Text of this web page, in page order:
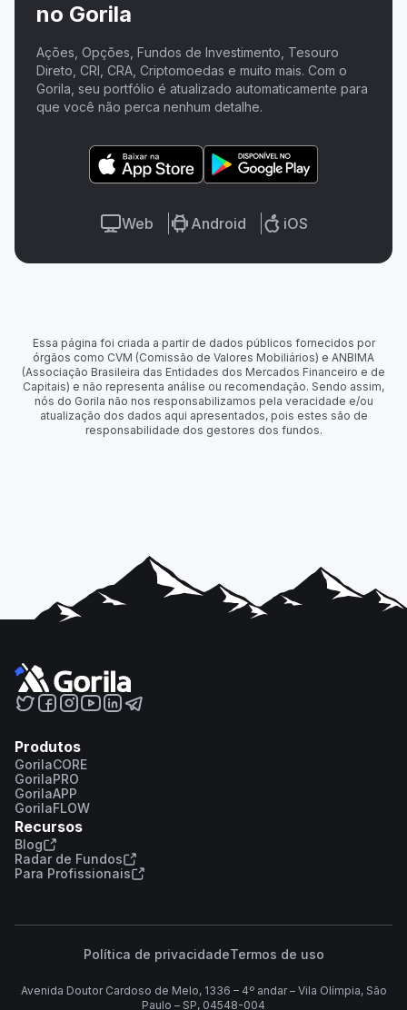
no Gorila
Ações, Opções, Fundos de Investimento, Tesouro
Direto, CRI, CRA, Criptomoedas e muito mais. Com o
Gorila, seu portfólio é atualizado automaticamente para
que você não perca nenhum detalhe.
Web Android iOS
Essa página foi criada a partir de dados públicos fornecidos por
órgãos como CVM (Comissão de Valores Mobiliários) e ANBIMA
(Associação Brasileira das Entidades dos Mercados Financeiro e de
Capitais) e não representa análise ou recomendação. Sendo assim,
nós do Gorila não nos responsabilizamos pela veracidade e/ou
atualização dos dados aqui apresentados, pois estes são de
responsabilidade dos gestores dos fundos.
Produtos
GorilaCORE
GorilaPRO
GorilaAPP
GorilaFLOW
Recursos
Blog
Radar de Fundos
Para Profissionais
Política de privacidadeTermos de uso
Avenida Doutor Cardoso de Melo, 1336 – 4º andar – Vila Olímpia, São
Paulo – SP, 04548-004